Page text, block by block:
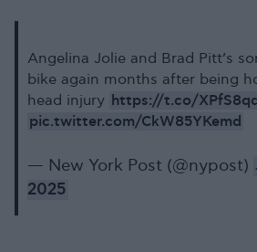
Angelina Jolie and Brad Pitt’s
bike again months after being
head injury https://t.co/
pic.twitter.com/CkW85YKemd
— New York Post (@nypost)
2025